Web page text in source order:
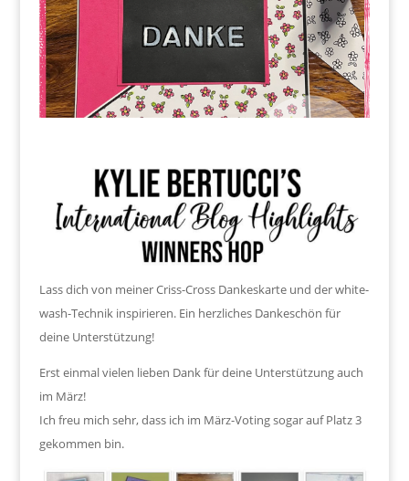
Lass dich von meiner Criss-Cross Dankeskarte und der white-
wash-Technik inspirieren. Ein herzliches Dankeschön für
deine Unterstützung!
Erst einmal vielen lieben Dank für deine Unterstützung auch
im März!
Ich freu mich sehr, dass ich im März-Voting sogar auf Platz 3
gekommen bin.